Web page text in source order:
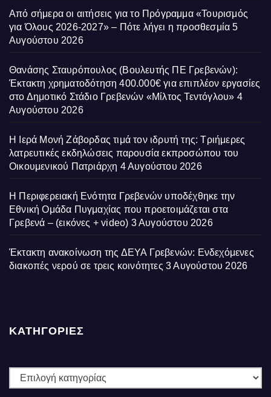
Από σήμερα οι αιτήσεις για το Πρόγραμμα «Τουρισμός
για Όλους 2026-2027» – Πότε λήγει η προσθεσμία 5
Αυγούστου 2026
Θανάσης Σταυρόπουλος (Βουλευτής ΠΕ Γρεβενών):
Έκτακτη χρηματοδότηση 400.000€ για επιπλέον εργασίες
στο Δημοτικό Στάδιο Γρεβενών «Μίλτος Τεντόγλου» 4
Αυγούστου 2026
Η Ιερά Μονή Ζάβορδας τιμά τον ιδρυτή της: Τριήμερες
λατρευτικές εκδηλώσεις παρουσία εκπροσώπου του
Οικουμενικού Πατριάρχη 4 Αυγούστου 2026
Η Περιφερειακή Ενότητα Γρεβενών υποδέχθηκε την
Εθνική Ομάδα Πυγμαχίας που προετοιμάζεται στα
Γρεβενά – (εικόνες + video) 3 Αυγούστου 2026
Έκτακτη ανακοίνωση της ΔΕΥΑ Γρεβενών: Ενδεχόμενες
διακοπές νερού σε τρεις κοινότητες 3 Αυγούστου 2026
ΚΑΤΗΓΟΡΙΕΣ
ΚΑΤΗΓΟΡΙΕΣ